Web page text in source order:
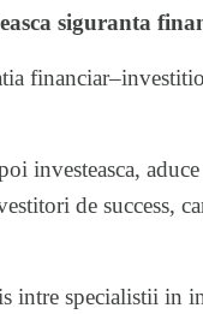
siguranta
investeasca,
de success,
intre specialistii in